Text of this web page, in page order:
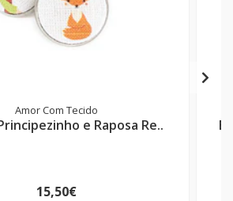
Amor Com Tecido
e Raposa Re..
15,50€